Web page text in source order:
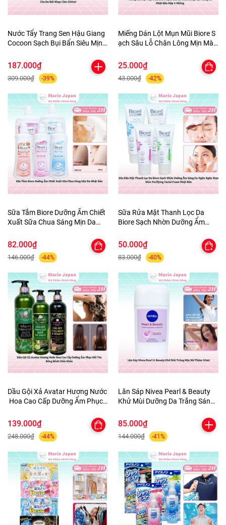
Nước Tẩy Trang Sen Hậu Giang
Cocoon Sạch Bụi Bẩn Siêu Mịn
500ml
187.000₫
309.000₫ -39%
Miếng Dán Lột Mụn Mũi Biore S
ạch Sâu Lỗ Chân Lông Mịn Màn
25.000₫
43.000₫ -42%
Sữa Tắm Biore Dưỡng Ẩm Chiết
Xuất Sữa Chua Sáng Mịn Da
82.000₫
146.000₫ -44%
Sữa Rửa Mặt Thanh Lọc Da
Biore Sạch Nhờn Dưỡng Ẩm
Purifying Facial Foam Nhật Bản
50.000₫
83.000₫ -40%
Dầu Gội Xả Avatar Hương Nước
Hoa Cao Cấp Dưỡng Ẩm Phục
139.000₫
248.000₫ -44%
Lăn Sáp Nivea Pearl & Beauty
Khử Mùi Dưỡng Da Trắng Sáng
85.000₫
144.000₫ -41%